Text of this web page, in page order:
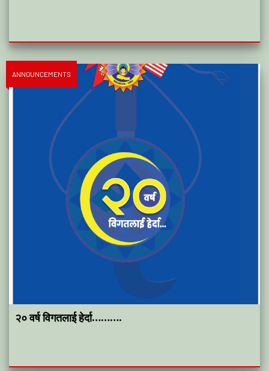
ANNOUNCEMENTS
२० वर्ष विगतलाई हेर्दा……….